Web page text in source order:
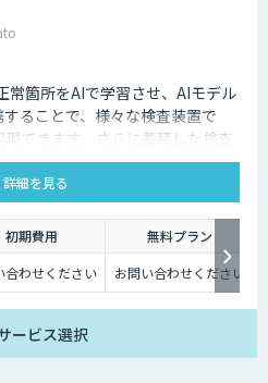
常箇所をAIで学習させ、AIモデル
ることで、様々な検査装置で
できます。さらに蓄積した検査
できるため、スマート工場化に
詳細を見る
初期費用
無料プラン
合わせください お問い合わせください
ービス選択